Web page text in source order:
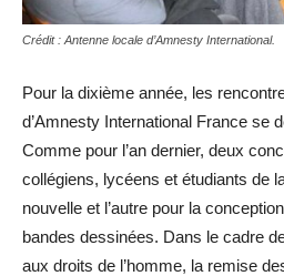
Crédit : Antenne locale d’Amnesty International.
Pour la dixième année, les
d’Amnesty International France se
Comme pour l’an dernier, deux
collégiens, lycéens et étudiants de
nouvelle et l’autre pour la
bandes dessinées. Dans le cadre
aux droits de l’homme, la remise